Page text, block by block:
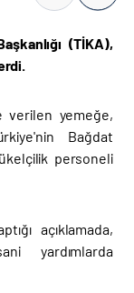
(TİKA),
verilen yemeğe,
Bağdat
personeli
açıklamada,
yardımlarda